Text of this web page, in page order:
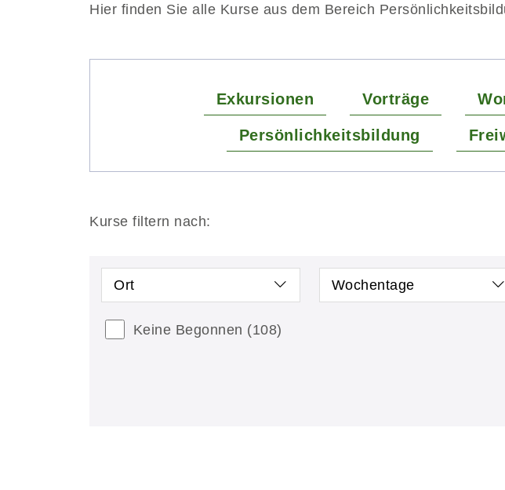
Hier finden Sie alle Kurse aus dem Bereich
Exkursionen Vorträge
Persönlichkeitsbildung
Kurse filtern nach:
Ort Wochentage
Keine Begonnen (108)